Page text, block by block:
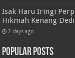
Isak Haru Iringi
Hikmah Kenang
2 days ago
Popular Posts